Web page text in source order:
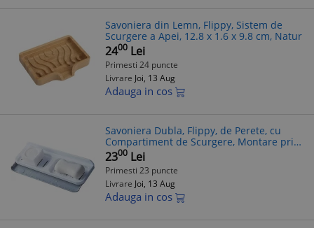
Savoniera din Lemn, Flippy, Sistem de
Scurgere a Apei, 12.8 x 1.6 x 9.8 cm, Natur
2400 Lei
Primesti 24 puncte
Livrare Joi, 13 Aug
Adauga in cos
Savoniera Dubla, Flippy, de Perete, cu
Compartiment de Scurgere, Montare prin
Lipire, 26 x 8 x 4 cm, Alb/Gri
2300 Lei
Primesti 23 puncte
Livrare Joi, 13 Aug
Adauga in cos